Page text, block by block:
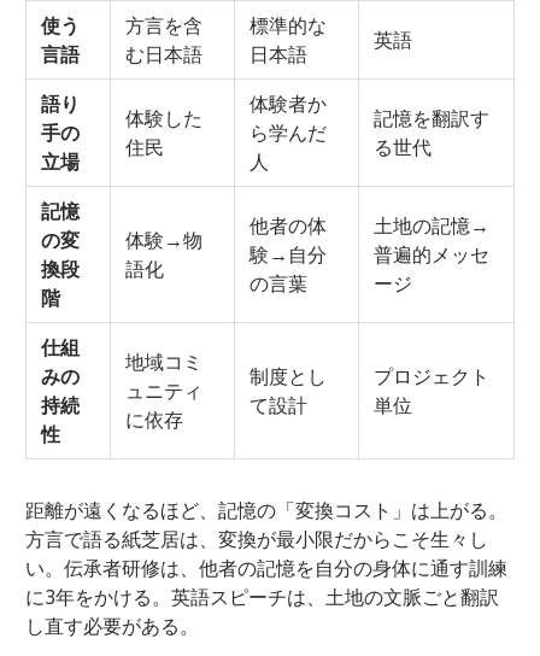
使う
言語
方言を含
む日本語
標準的な
日本語
英語
語り
手の
立場
体験した
住民
体験者か
ら学んだ
人
記憶を翻訳す
る世代
記憶
の変
換段
階
体験→物
語化
他者の体
験→自分
の言葉
土地の記憶→
普遍的メッセ
ージ
仕組
みの
持続
性
地域コミ
ュニティ
に依存
制度とし
て設計
プロジェクト
単位
距離が遠くなるほど、記憶の「変換コスト」は上がる。
方言で語る紙芝居は、変換が最小限だからこそ生々し
い。伝承者研修は、他者の記憶を自分の身体に通す訓練
に3年をかける。英語スピーチは、土地の文脈ごと翻訳
し直す必要がある。